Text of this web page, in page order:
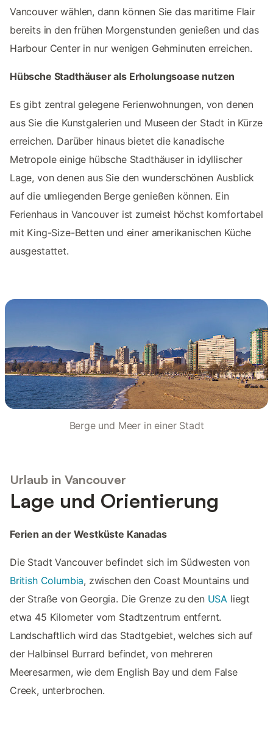
Vancouver wählen, dann können Sie das maritime Flair
bereits in den frühen Morgenstunden genießen und das
Harbour Center in nur wenigen Gehminuten erreichen.
Hübsche Stadthäuser als Erholungsoase nutzen
Es gibt zentral gelegene Ferienwohnungen, von denen
aus Sie die Kunstgalerien und Museen der Stadt in Kürze
erreichen. Darüber hinaus bietet die kanadische
Metropole einige hübsche Stadthäuser in idyllischer
Lage, von denen aus Sie den wunderschönen Ausblick
auf die umliegenden Berge genießen können. Ein
Ferienhaus in Vancouver ist zumeist höchst komfortabel
mit King-Size-Betten und einer amerikanischen Küche
ausgestattet.
Berge und Meer in einer Stadt
Urlaub in Vancouver
Lage und Orientierung
Ferien an der Westküste Kanadas
Die Stadt Vancouver befindet sich im Südwesten von
British Columbia, zwischen den Coast Mountains und
der Straße von Georgia. Die Grenze zu den USA liegt
etwa 45 Kilometer vom Stadtzentrum entfernt.
Landschaftlich wird das Stadtgebiet, welches sich auf
der Halbinsel Burrard befindet, von mehreren
Meeresarmen, wie dem English Bay und dem False
Creek, unterbrochen.